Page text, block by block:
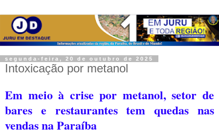
segunda-feira, 20 de outubro de 2025
Intoxicação por metanol
Em meio à crise por metanol, setor de
bares e restaurantes tem quedas nas
vendas na Paraíba